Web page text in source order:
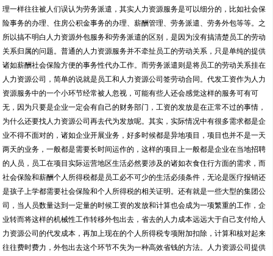
理一样往往被人们误认为劳务派遣，其实人力资源服务是可以细分的，比如社会保
险事务的办理、住房公积金事务的办理、薪酬管理、劳务派遣、劳务外包等等。之
所以搞不明白人力资源外包服务和劳务派遣的区别，是因为没有搞清楚员工的劳动
关系归属的问题。普通的人力资源服务并不牵扯员工的劳动关系，只是单纯的提供
诸如薪酬社会保险方便的事务性代办工作。而劳务派遣则是将员工的劳动关系挂在
人力资源公司，简单的说就是员工和人力资源公司签劳动合同。代发工资作为人力
资源服务中的一个小环节经常被人忽视，可能有些人还会感觉这样的服务可有可
无，因为只要是企业一定会有自己的财务部门，工资的发放是在正常不过的事情，
为什么还要找人力资源公司再去代为发放呢。其实，实际情况中有很多需求都是企
业不得不面对的，诸如企业开展业务，好多时候都是异地项目，项目也并不是一天
两天的业务，一般都是需要长时间运作的，这样的项目上一般都是企业在当地招聘
的人员，员工在项目实际运营地区生活必然要涉及的诸如衣食住行方面的需求，而
社会保险和薪酬个人所得税都是员工必不可少的生活必须条件，无论是医疗报销还
是孩子上学都需要社会保险和个人所得税的相关证明。还有就是一些大型的集团公
司，当人员数量达到一定量的时候工资的发放和计算也会成为一项繁重的工作，企
业转而将这样的机械性工作转移外包出去，省去的人力成本远远大于自己支付给人
力资源公司的代发成本，再加上现在的个人所得税专项附加扣除，计算和核对起来
往往费时费力，外包出去这个环节不失为一种高效省钱的方法。人力资源公司提供